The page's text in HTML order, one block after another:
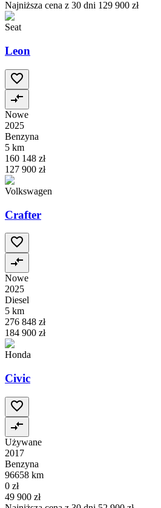
Najniższa cena z 30 dni 129 900 zł
Seat
Leon
Nowe
2025
Benzyna
5 km
160 148 zł
127 900 zł
Volkswagen
Crafter
Nowe
2025
Diesel
5 km
276 848 zł
184 900 zł
Honda
Civic
Używane
2017
Benzyna
96658 km
0 zł
49 900 zł